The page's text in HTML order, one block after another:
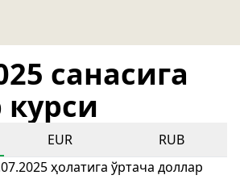
санасига
EUR
RUB
ҳолатига ўртача доллар